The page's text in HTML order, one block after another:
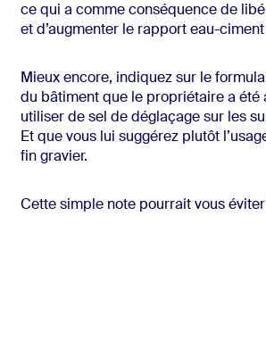
ce qui a comme conséquence de
et d’augmenter le rapport eau-
Mieux encore, indiquez sur le
du bâtiment que le propriétaire a été
utiliser de sel de déglaçage sur les
Et que vous lui suggérez plutôt
fin gravier.
Cette simple note pourrait vous